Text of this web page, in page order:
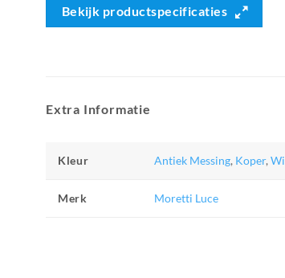
Bekijk productspecificaties
Extra Informatie
Kleur Antiek Messing, Koper,
Merk Moretti Luce